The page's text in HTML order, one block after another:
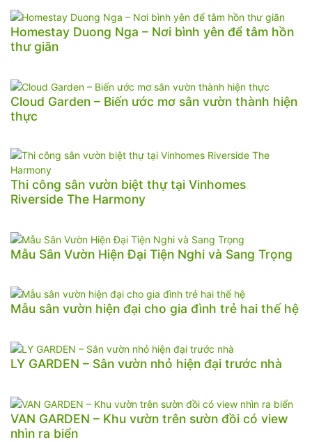
Homestay Duong Nga – Nơi bình yên để tâm hồn
thư giãn
Cloud Garden – Biến ước mơ sân vườn thành hiện
thực
Thi công sân vườn biệt thự tại Vinhomes
Riverside The Harmony
Mẫu Sân Vườn Hiện Đại Tiện Nghi và Sang Trọng
Mẫu sân vườn hiện đại cho gia đình trẻ hai thế hệ
LY GARDEN – Sân vườn nhỏ hiện đại trước nhà
VAN GARDEN – Khu vườn trên sườn đồi có view
nhìn ra biển